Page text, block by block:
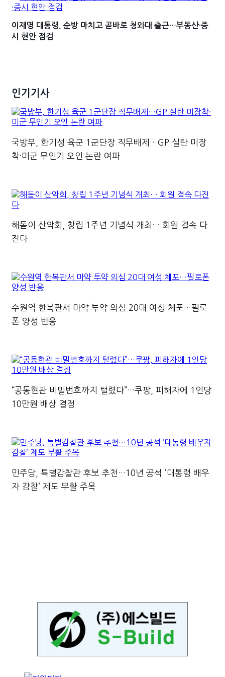
이재명 대통령, 순방 마치고 곧바로 청와대 출근…부동산·증
시 현안 점검
인기기사
국방부, 한기성 육군 1군단장 직무배제…GP 실탄 미장
착·미군 무인기 오인 논란 여파
해돋이 산악회, 창립 1주년 기념식 개최… 회원 결속 다
진다
수원역 한복판서 마약 투약 의심 20대 여성 체포…필로
폰 양성 반응
“공동현관 비밀번호까지 털렸다”…쿠팡, 피해자에 1인당
10만원 배상 결정
민주당, 특별감찰관 후보 추천…10년 공석 ‘대통령 배우
자 감찰’ 제도 부활 주목